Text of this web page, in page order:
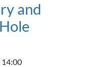
and
14:00